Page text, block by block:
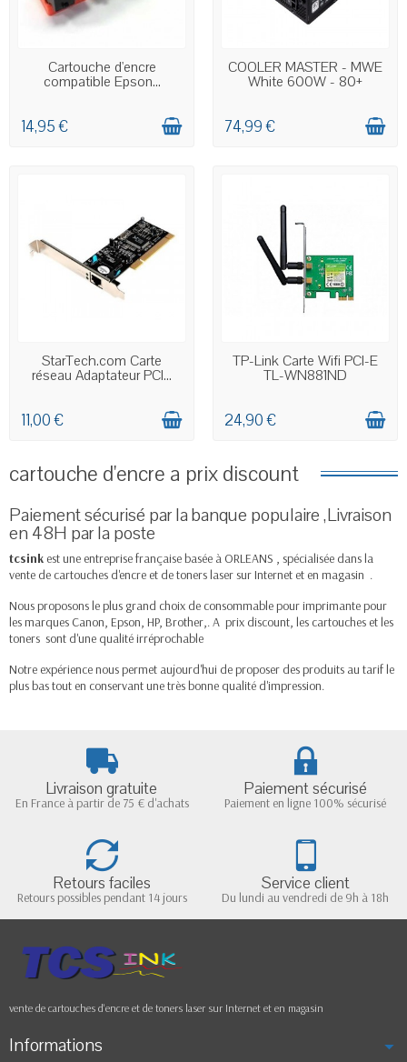
EN STOCK
Cartouche d'encre
compatible Epson...
14,95 €
EN STOCK
COOLER MASTER - MWE
White 600W - 80+
74,99 €
EN STOCK
StarTech.com Carte
réseau Adaptateur PCI...
11,00 €
EN STOCK
TP-Link Carte Wifi PCI-E
TL-WN881ND
24,90 €
cartouche d'encre a prix discount
Paiement sécurisé par la banque populaire ,Livraison
en 48H par la poste
tcsink est une entreprise française basée à ORLEANS , spécialisée dans la
vente de cartouches d'encre et de toners laser sur Internet et en magasin .
Nous proposons le plus grand choix de consommable pour imprimante pour
les marques Canon, Epson, HP, Brother,. A prix discount, les cartouches et les
toners sont d'une qualité irréprochable
Notre expérience nous permet aujourd'hui de proposer des produits au tarif le
plus bas tout en conservant une très bonne qualité d'impression.
Livraison gratuite
En France à partir de 75 € d'achats
Paiement sécurisé
Paiement en ligne 100% sécurisé
Retours faciles
Retours possibles pendant 14 jours
Service client
Du lundi au vendredi de 9h à 18h
vente de cartouches d'encre et de toners laser sur Internet et en magasin
Informations